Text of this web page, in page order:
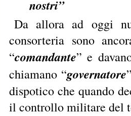
nostri”
Da allora ad oggi
consorteria sono
“comandante” e
chiamano “governatore
dispotico che quando
il controllo militare del